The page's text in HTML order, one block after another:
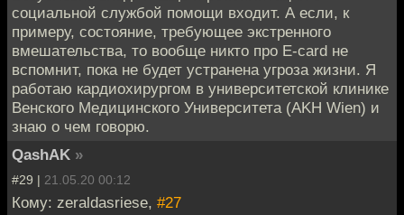
социальной службой помощи входит. А если, к
примеру, состояние, требующее экстренного
вмешательства, то вообще никто про Е-card не
вспомнит, пока не будет устранена угроза жизни. Я
работаю кардиохирургом в университетской клинике
Венского Медицинского Университета (AKH Wien) и
знаю о чем говорю.
QashAK »
#29 | 21.05.20 00:12
Кому: zeraldasriese, #27